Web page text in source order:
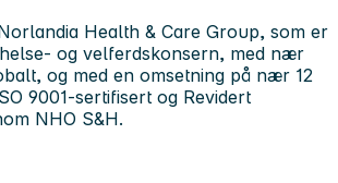
Health & Care Group, som er
og velferdskonsern, med nær
og med en omsetning på nær 12
9001-sertifisert og Revidert
NHO S&H.